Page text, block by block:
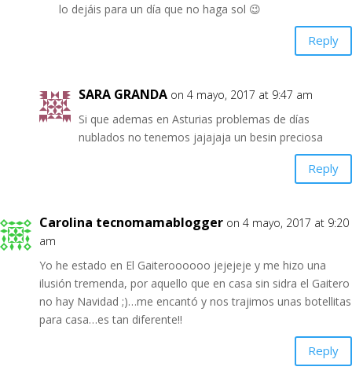
lo dejáis para un día que no haga sol 😉
Reply
SARA GRANDA on 4 mayo, 2017 at 9:47 am
Si que ademas en Asturias problemas de días
nublados no tenemos jajajaja un besin preciosa
Reply
Carolina tecnomamablogger on 4 mayo, 2017 at 9:20
am
Yo he estado en El Gaiteroooooo jejejeje y me hizo una
ilusión tremenda, por aquello que en casa sin sidra el Gaitero
no hay Navidad ;)…me encantó y nos trajimos unas botellitas
para casa…es tan diferente!!
Reply